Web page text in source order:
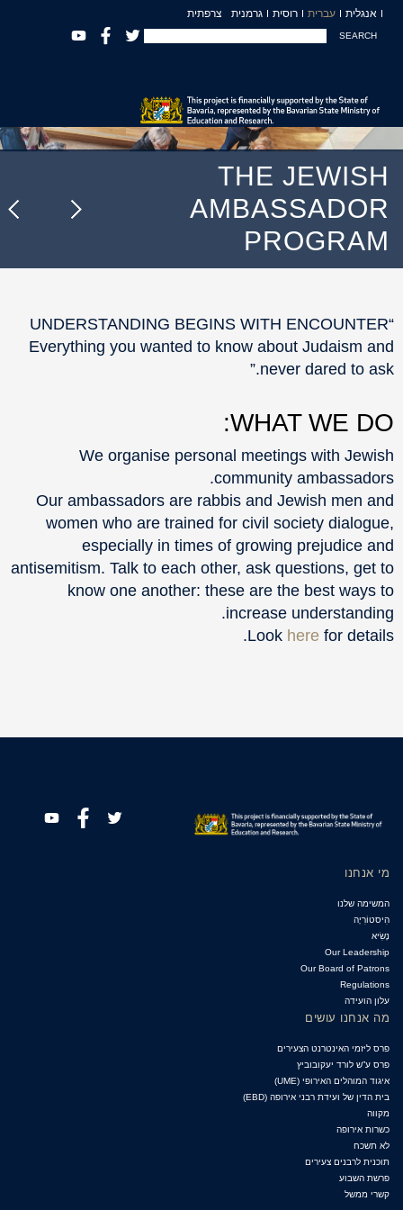
אנגלית עברית רוסית גרמנית צרפתית
SEARCH
THE JEWISH
AMBASSADOR
PROGRAM
“UNDERSTANDING BEGINS WITH ENCOUNTER
Everything you wanted to know about Judaism and
never dared to ask.”
WHAT WE DO:
We organise personal meetings with Jewish
community ambassadors.
Our ambassadors are rabbis and Jewish men and
women who are trained for civil society dialogue,
especially in times of growing prejudice and
antisemitism. Talk to each other, ask questions, get to
know one another: these are the best ways to
increase understanding.
Look here for details.
מי אנחנו
המשימה שלנו
הִיסטוֹרִיָה
נָשִׂיא
Our Leadership
Our Board of Patrons
Regulations
עלון הועידה
מה אנחנו עושים
פרס ליזמי האינטרנט הצעירים
פרס ע”ש לורד יעקובוביץ
איגוד המוהלים האירופי (UME)
בית הדין של ועידת רבני אירופה (EBD)
מקווה
כשרות אירופה
לא תשכח
תוכנית לרבנים צעירים
פרשת השבוע
קשרי ממשל